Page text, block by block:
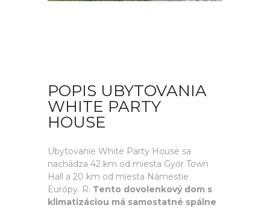
POPIS UBYTOVANIA
WHITE PARTY
HOUSE
Ubytovanie White Party House sa
nachádza 42 km od miesta Győr Town
Hall a 20 km od miesta Námestie
Európy. R. Tento dovolenkový dom s
klimatizáciou má samostatné spálne